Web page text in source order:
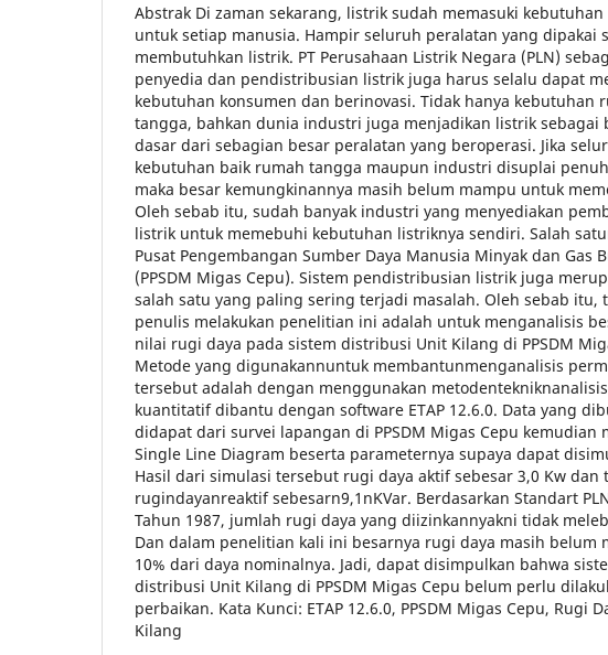
Abstrak Di zaman sekarang, listrik sudah memasuki
untuk setiap manusia. Hampir seluruh peralatan yang dipakai
membutuhkan listrik. PT Perusahaan Listrik Negara (PLN)
penyedia dan pendistribusian listrik juga harus selalu dapat
kebutuhan konsumen dan berinovasi. Tidak hanya kebutuhan
tangga, bahkan dunia industri juga menjadikan listrik sebagai
dasar dari sebagian besar peralatan yang beroperasi. Jika
kebutuhan baik rumah tangga maupun industri disuplai penuh
maka besar kemungkinannya masih belum mampu untuk
Oleh sebab itu, sudah banyak industri yang menyediakan
listrik untuk memebuhi kebutuhan listriknya sendiri. Salah
Pusat Pengembangan Sumber Daya Manusia Minyak dan Gas
(PPSDM Migas Cepu). Sistem pendistribusian listrik juga
salah satu yang paling sering terjadi masalah. Oleh sebab itu,
penulis melakukan penelitian ini adalah untuk menganalisis
nilai rugi daya pada sistem distribusi Unit Kilang di PPSDM
Metode yang digunakannuntuk membantunmenganalisis
tersebut adalah dengan menggunakan
kuantitatif dibantu dengan software ETAP 12.6.0. Data yang
didapat dari survei lapangan di PPSDM Migas Cepu kemudian
Single Line Diagram beserta parameternya supaya dapat
Hasil dari simulasi tersebut rugi daya aktif sebesar 3,0 Kw dan
rugindayanreaktif sebesarn9,1nKVar. Berdasarkan Standart
Tahun 1987, jumlah rugi daya yang diizinkannyakni tidak
Dan dalam penelitian kali ini besarnya rugi daya masih belum
10% dari daya nominalnya. Jadi, dapat disimpulkan bahwa
distribusi Unit Kilang di PPSDM Migas Cepu belum perlu
perbaikan. Kata Kunci: ETAP 12.6.0, PPSDM Migas Cepu, Rugi
Kilang